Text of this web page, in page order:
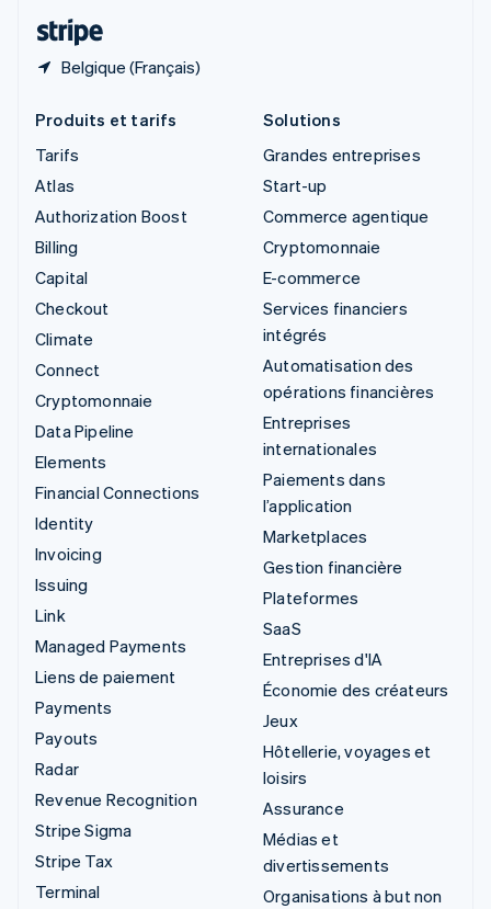
Belgique (Français)
Produits et tarifs
Tarifs
Atlas
Authorization Boost
Billing
Capital
Checkout
Climate
Connect
Cryptomonnaie
Data Pipeline
Elements
Financial Connections
Identity
Invoicing
Issuing
Link
Managed Payments
Liens de paiement
Payments
Payouts
Radar
Revenue Recognition
Stripe Sigma
Stripe Tax
Terminal
Solutions
Grandes entreprises
Start-up
Commerce agentique
Cryptomonnaie
E-commerce
Services financiers
intégrés
Automatisation des
opérations financières
Entreprises
internationales
Paiements dans
l’application
Marketplaces
Gestion financière
Plateformes
SaaS
Entreprises d'IA
Économie des créateurs
Jeux
Hôtellerie, voyages et
loisirs
Assurance
Médias et
divertissements
Organisations à but non